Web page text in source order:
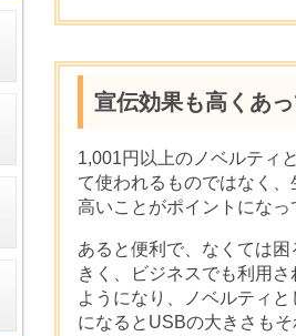
宣伝効果も高くあ
1,001円以上のノベルティ
て使われるものではなく
高いことがポイントになっ
あると便利で、なくては
きく、ビジネスでも利用
ようになり、ノベルティ
になるとUSBの大きさも